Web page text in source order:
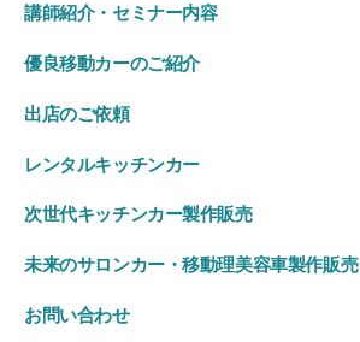
講師紹介・セミナー内容
優良移動カーのご紹介
出店のご依頼
レンタルキッチンカー
次世代キッチンカー製作販売
未来のサロンカー・移動理美容車製作販売
お問い合わせ